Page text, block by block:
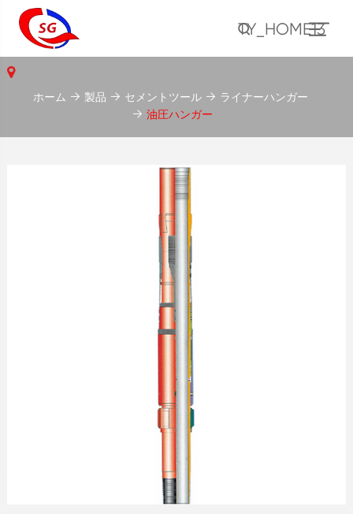
TY_HOME13
ホーム 製品 セメントツール
ライナーハンガー
油圧ハンガー